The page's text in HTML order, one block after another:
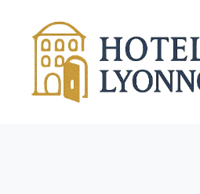
contenu